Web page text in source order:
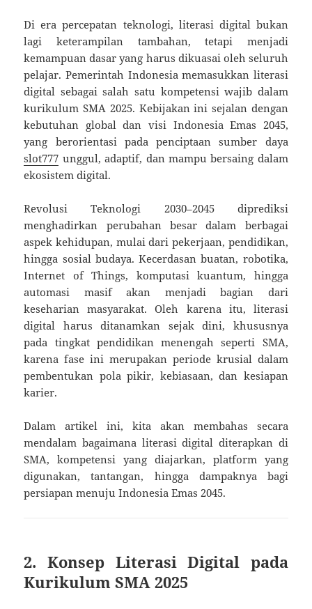
Di era percepatan teknologi, literasi digital bukan
lagi keterampilan tambahan, tetapi menjadi
kemampuan dasar yang harus dikuasai oleh seluruh
pelajar. Pemerintah Indonesia memasukkan literasi
digital sebagai salah satu kompetensi wajib dalam
kurikulum SMA 2025. Kebijakan ini sejalan dengan
kebutuhan global dan visi Indonesia Emas 2045,
yang berorientasi pada penciptaan sumber daya
slot777 unggul, adaptif, dan mampu bersaing dalam
ekosistem digital.
Revolusi Teknologi 2030–2045 diprediksi
menghadirkan perubahan besar dalam berbagai
aspek kehidupan, mulai dari pekerjaan, pendidikan,
hingga sosial budaya. Kecerdasan buatan, robotika,
Internet of Things, komputasi kuantum, hingga
automasi masif akan menjadi bagian dari
keseharian masyarakat. Oleh karena itu, literasi
digital harus ditanamkan sejak dini, khususnya
pada tingkat pendidikan menengah seperti SMA,
karena fase ini merupakan periode krusial dalam
pembentukan pola pikir, kebiasaan, dan kesiapan
karier.
Dalam artikel ini, kita akan membahas secara
mendalam bagaimana literasi digital diterapkan di
SMA, kompetensi yang diajarkan, platform yang
digunakan, tantangan, hingga dampaknya bagi
persiapan menuju Indonesia Emas 2045.
2. Konsep Literasi Digital pada
Kurikulum SMA 2025